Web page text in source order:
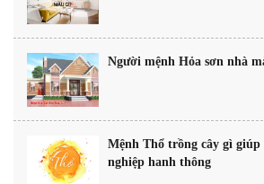
Người mệnh Hỏa sơn nhà
Mệnh Thổ trồng cây gì giúp
nghiệp hanh thông